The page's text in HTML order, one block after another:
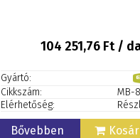
104 251,76 Ft /
Gyártó:
Cikkszám:
MB-
Elérhetőség:
Bővebben